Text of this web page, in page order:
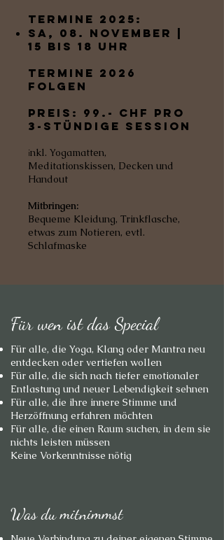
Termine 2025:
Sa, 08. November |
15 bis 18 Uhr
Termine 2026
folgen
Preis: 99.- CHF pro
3-stündige Session
inkl. Yogamatten,
Meditationskissen, Decken und
Handout
Mitbringen:
Bequeme Kleidung, Trinkflasche,
etwas zum Notieren, evtl.
Schlafmaske
Für wen ist das Special
Für alle, die Yoga, Klang oder Mantra neu
entdecken oder vertiefen wollen
Für alle, die sich nach tiefer emotionaler
Entlastung und neuer Lebendigkeit sehnen
Für alle, die ihre innere Stimme und
Herzöffnung erfahren möchten
Für alle, die einen Raum suchen, in dem sie
nichts leisten müssen
Keine Vorkenntnisse nötig
Was du mitnimmst